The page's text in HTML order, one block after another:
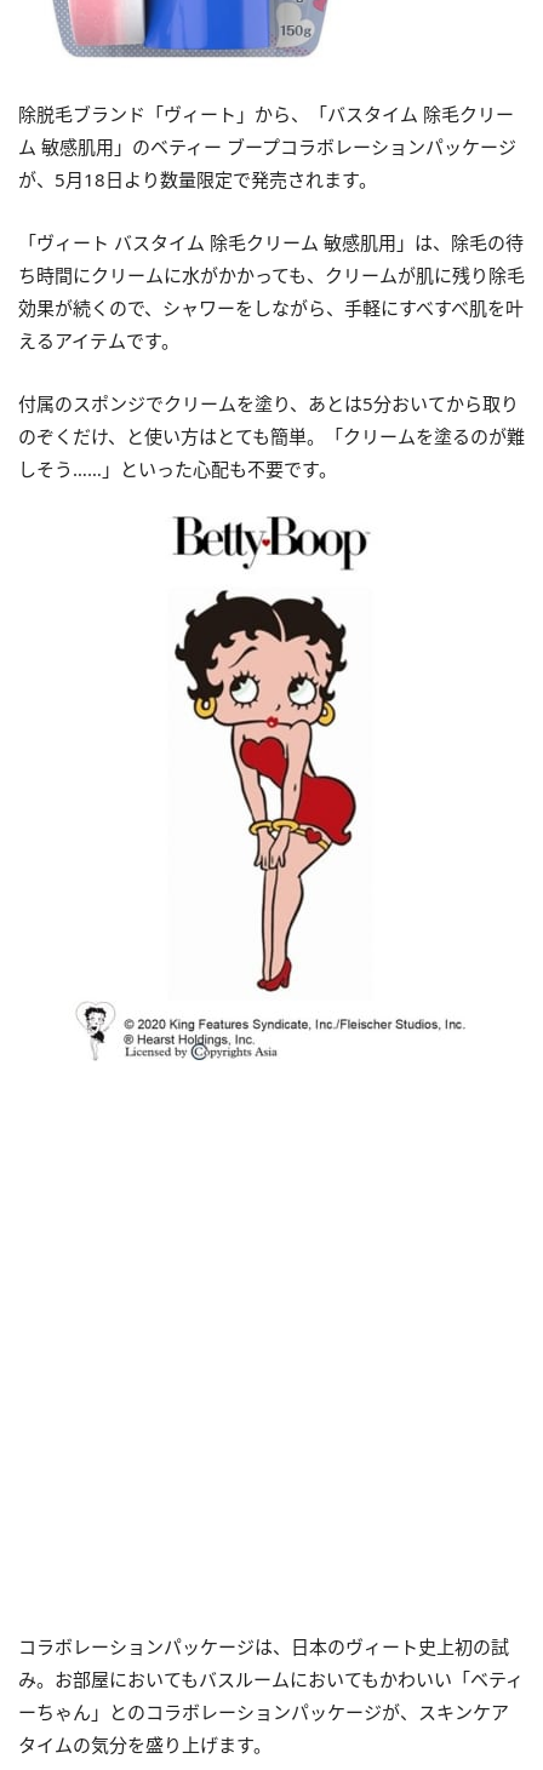
除脱毛ブランド「ヴィート」から、「バスタイム 除毛クリー
ム 敏感肌用」のベティー ブープコラボレーションパッケージ
が、5月18日より数量限定で発売されます。
「ヴィート バスタイム 除毛クリーム 敏感肌用」は、除毛の待
ち時間にクリームに水がかかっても、クリームが肌に残り除毛
効果が続くので、シャワーをしながら、手軽にすべすべ肌を叶
えるアイテムです。
付属のスポンジでクリームを塗り、あとは5分おいてから取り
のぞくだけ、と使い方はとても簡単。「クリームを塗るのが難
しそう……」といった心配も不要です。
コラボレーションパッケージは、日本のヴィート史上初の試
み。お部屋においてもバスルームにおいてもかわいい「ベティ
ーちゃん」とのコラボレーションパッケージが、スキンケア
タイムの気分を盛り上げます。